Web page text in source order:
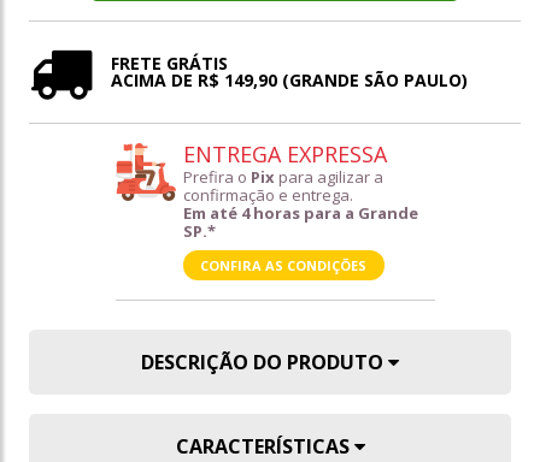
FRETE GRÁTIS
ACIMA DE R$ 149,90 (GRANDE SÃO PAULO)
ENTREGA EXPRESSA
Prefira o Pix para agilizar a
confirmação e entrega.
Em até 4 horas para a Grande
SP.*
CONFIRA AS CONDIÇÕES
DESCRIÇÃO DO PRODUTO
CARACTERÍSTICAS